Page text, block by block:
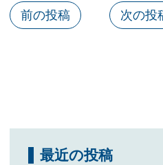
前の投稿 次の投
最近の投稿